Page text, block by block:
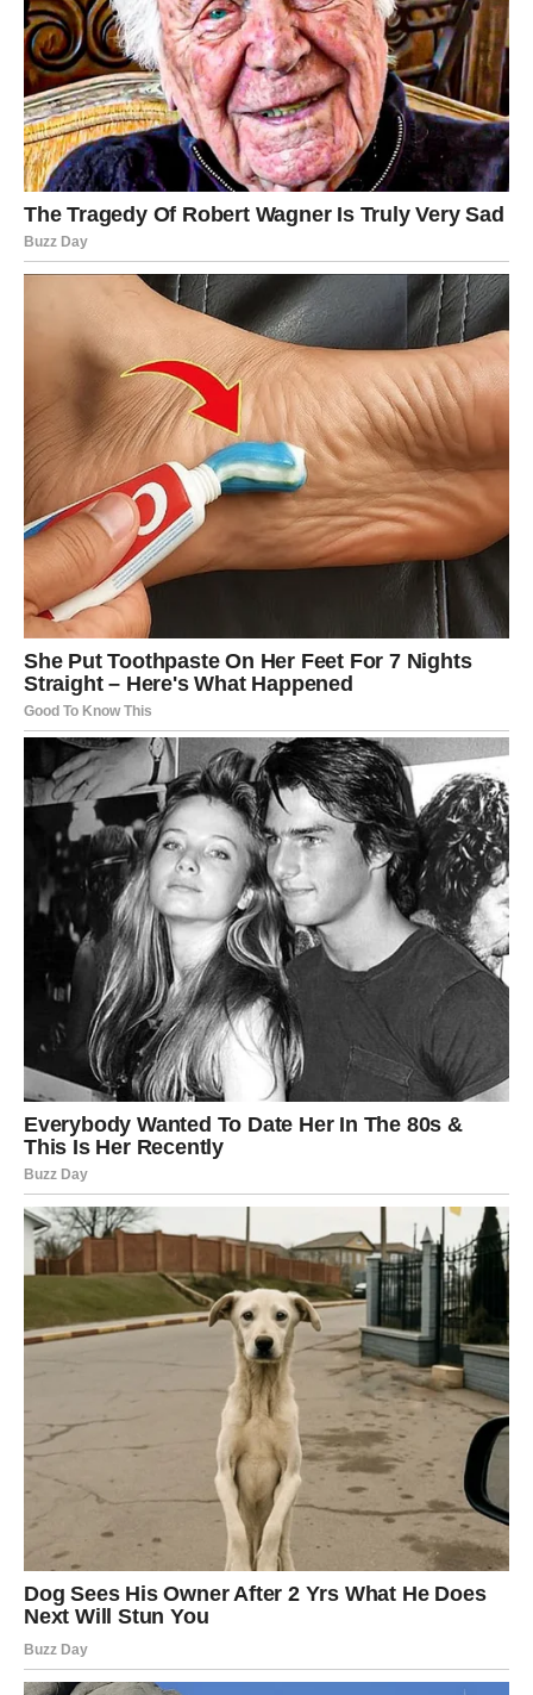
periode kada se činilo da zvezde ćute.
Alisvaka borba ima svoj vrhunac, a vi ste svoj dostigli.
I sada kreće silazak. Miran. Stabilan. Topao.
Šta se menja za Jarčeve?
Ono što vam zvezde sada pružaju jeste
unutrašnjih oluja. Neće vam se više tresti tlo pod
nogama. Osećaćete da ste konačno na sigurnom – čak i
ako se spolja ništa dramatično ne menja.
Dolazi:
finansijsko rasterećenje, kao da vam se vraća ono što
vam je dugo bilo uskraćeno,
podrška osobe od koje to najmanje očekujete,
povratak emotivne stabilnosti
zaštita u važnim odlukama,
osećaj da vas Univerzum konačno drži za ruku.
Jarac ulazi u period u komeviše neće morati da
preživljava, već počinje daživi punim plućima.
I to je tek početak jedne mnogo mirnije faze.
ŠKORPIJA – posle bola, dolazi
tišina koja leči
Škorpije su poznate po tome da osećaju dublje nego
drugi, a upravo zbog toga njihovi teški periodi uvek traju
duže i ostavljaju dublje tragove.
U prethodnom ciklusu mnoge Škorpije su:
izgubile nešto što im je bilo važno,
prošle kroz emotivno izdanje do krajnjih granica,
sumnjale u sebe i svoje odluke,
osećale da ih ljudi ne razumeju.
Ali ono što drugi ne vide jeste da Škorpija, kada „padne“,
zapravo samo skuplja snagu za još moćnije podizanje.
I sada je došlo vreme za to.
Šta se otvara Škorpiji?
Zvezde im pružaju ono što im je najpotrebnije: